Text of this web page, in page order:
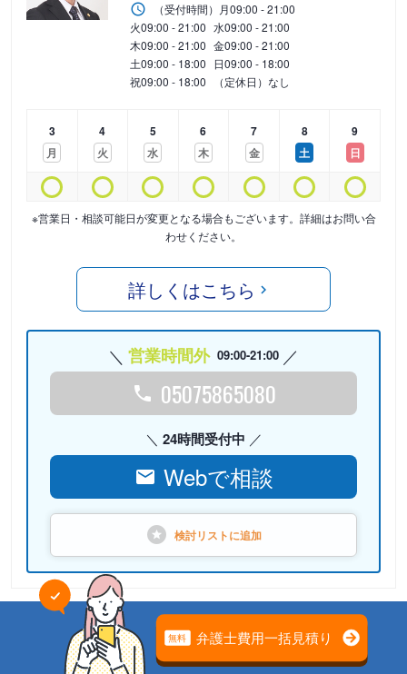
（受付時間） 月09:00 - 21:00
火09:00 - 21:00 水09:00 - 21:00
木09:00 - 21:00 金09:00 - 21:00
土09:00 - 18:00 日09:00 - 18:00
祝09:00 - 18:00 （定休日）なし
3
月
4
火
5
水
6
木
7
金
8
土
9
日
※営業日・相談可能日が変更となる場合もございます。詳細はお問い合
わせください。
詳しくはこちら
営業時間外 09:00-21:00
05075865080
24時間受付中
Webで相談
検討リストに追加
弁護士法人心 名古屋法律事務
PR